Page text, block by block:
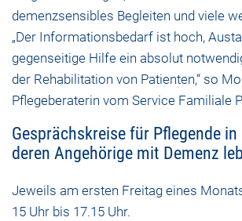
demenzsensibles Begleiten und viele
„Der Informationsbedarf ist hoch,
gegenseitige Hilfe ein absolut
der Rehabilitation von Patienten,“ so
Pflegeberaterin vom Service Familiale
Gesprächskreise für Pflegende
deren Angehörige mit Demenz
Jeweils am ersten Freitag eines
15 Uhr bis 17.15 Uhr.